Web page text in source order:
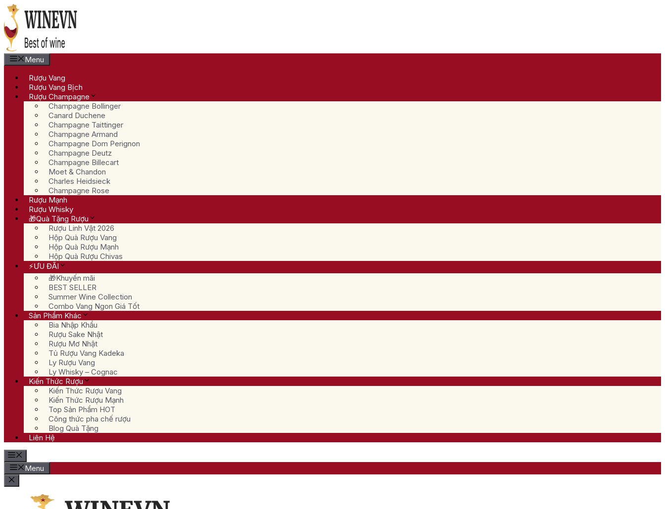
Chuyển
đến
nội
dung
Menu
Rượu Vang
Rượu Vang Bịch
Rượu Champagne
Champagne Bollinger
Canard Duchene
Champagne Taittinger
Champagne Armand
Champagne Dom Perignon
Champagne Deutz
Champagne Billecart
Moet & Chandon
Charles Heidsieck
Champagne Rose
Rượu Mạnh
Rượu Whisky
🎁Quà Tặng Rượu
Rượu Linh Vật 2026
Hộp Quà Rượu Vang
Hộp Quà Rượu Mạnh
Hộp Quà Rượu Chivas
⚡ƯU ĐÃI
🎁Khuyến mãi
BEST SELLER
Summer Wine Collection
Combo Vang Ngon Giá Tốt
Sản Phẩm Khác
Bia Nhập Khẩu
Rượu Sake Nhật
Rượu Mơ Nhật
Tủ Rượu Vang Kadeka
Ly Rượu Vang
Ly Whisky – Cognac
Kiến Thức Rượu
Kiến Thức Rượu Vang
Kiến Thức Rượu Mạnh
Top Sản Phẩm HOT
Công thức pha chế rượu
Blog Quà Tặng
Liên Hệ
Menu